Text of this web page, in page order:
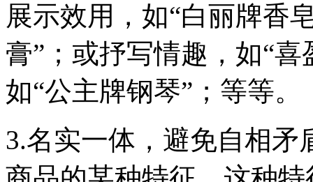
展示效用，如“白丽牌香
膏”；或抒写情趣，如“
如“公主牌钢琴”；等等。
3.名实一体，避免自相